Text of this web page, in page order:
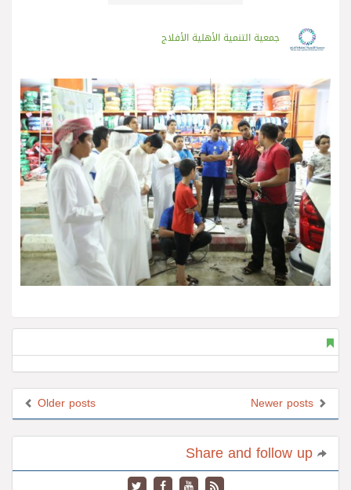
جمعية التنمية الأهلية الأفلاج
Older posts